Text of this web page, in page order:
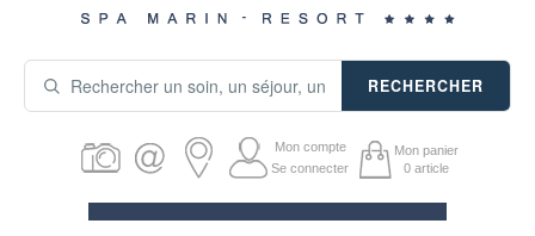
PRODUITS COSMÉTIQUES
GUIDE CADEAUX
RECHERCHER
Mon compte
Se connecter
Mon panier
0 article